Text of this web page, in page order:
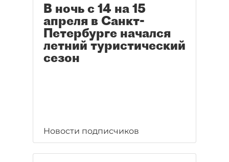
В ночь с 14 на 15
апреля в Санкт-
Петербурге начался
летний туристический
сезон
Новости подписчиков